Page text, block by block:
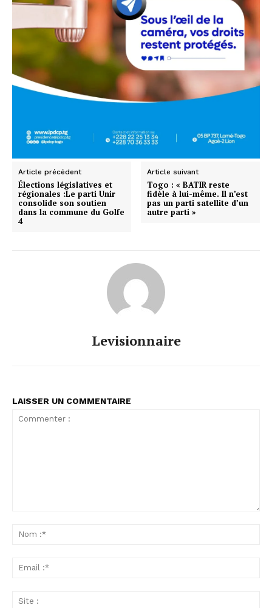
Article précédent
Élections législatives et
régionales :Le parti Unir
consolide son soutien
dans la commune du Golfe
4
Article suivant
Togo : « BATIR reste
fidèle à lui-même. Il n’est
pas un parti satellite d’un
autre parti »
Levisionnaire
LAISSER UN COMMENTAIRE